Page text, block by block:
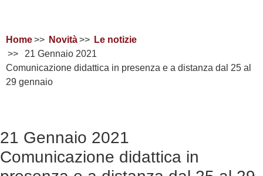
Home Novità
Le notizie
21 Gennaio 2021
Comunicazione didattica in presenza e a distanza dal 25 al
29 gennaio
21 Gennaio 2021
Comunicazione didattica in